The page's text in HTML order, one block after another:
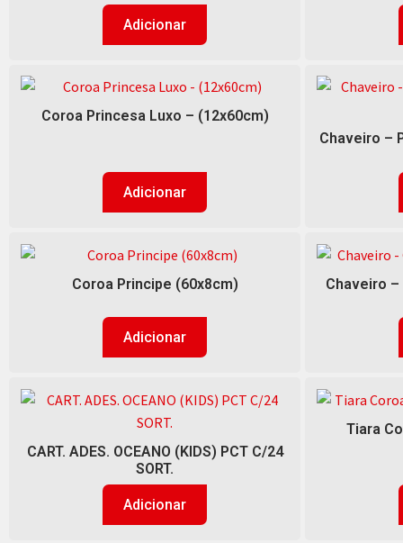
Adicionar
Coroa Princesa Luxo – (12x60cm)
Adicionar
Chaveiro –
Coroa Principe (60x8cm)
Adicionar
Chaveiro
CART. ADES. OCEANO (KIDS) PCT C/24
SORT.
Adicionar
Tiara